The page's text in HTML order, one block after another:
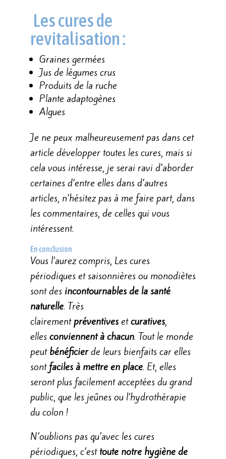
Les cures de
revitalisation :
Graines germées
Jus de légumes crus
Produits de la ruche
Plante adaptogènes
Algues
Je ne peux malheureusement pas dans cet
article développer toutes les cures, mais si
cela vous intéresse, je serai ravi d’aborder
certaines d’entre elles dans d’autres
articles, n’hésitez pas à me faire part, dans
les commentaires, de celles qui vous
intéressent.
En conclusion
Vous l’aurez compris, Les cures
périodiques et saisonnières ou monodiètes
sont des incontournables de la santé
naturelle. Très
clairementpréventivesetcuratives,
elles conviennent à chacun. Tout le monde
peutbénéficierde leurs bienfaits car elles
sontfaciles à mettre en place. Et, elles
seront plus facilement acceptées du grand
public, que les jeûnes ou l’hydrothérapie
du colon !
N’oublions pas qu’avec les cures
périodiques, c’esttoute notre hygiène de